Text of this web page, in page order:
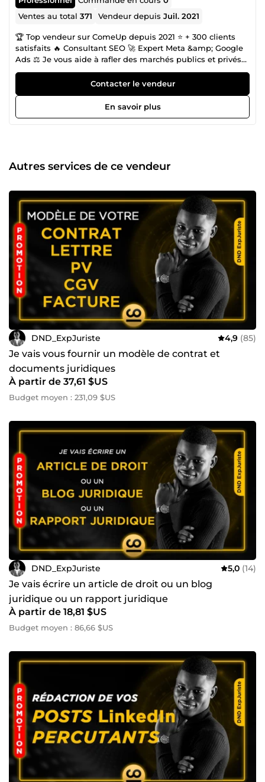
Ventes au total371 Vendeur depuisJuil. 2021
🏆 Top vendeur sur ComeUp depuis 2021 ⭐ + 300 clients
satisfaits 🔥 Consultant SEO 🚀 Expert Meta &amp; Google
Ads ⚖️ Je vous aide à rafler des marchés publics et privés
afin de multiplier votre CA SEO &amp; Copywriting | Appui
aux Soumissions d'Appel d'Offres dans les Marchés
Publics-Privés ⚡ Accélérez la croissance de votre entreprise
! Expert en Marchés Publics et Marketing Digital, j’aide les
d’expérience en cabinets juridiques et marketing digital,
Accompagnement en Marchés Publics ✔️ Rédaction SEO et
création de contenu optimisé ✔️ Rédaction de contrats
juridiques ✔️ Conseils en Business et Stratégies Digitales
💥 Pourquoi me choisir ? ✅ Expertise juridique et digitale
combinée ✅ Service rapide, efficace et personnalisé ✅
Disponible pour répondre à toutes vos questions 👉
Contactez-moi dès maintenant et boostons ensemble
votre activité !
Contacter le vendeur
En savoir plus
Autres services de ce vendeur
DND_ExpJuriste 4,9 (85)
Je vais vous fournir un modèle de contrat et
documents juridiques
À partir de 37,61 $US
Budget moyen : 231,09 $US
DND_ExpJuriste 5,0 (14)
Je vais écrire un article de droit ou un blog
juridique ou un rapport juridique
À partir de 18,81 $US
Budget moyen : 86,66 $US